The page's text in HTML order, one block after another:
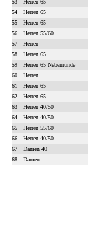
53
Herren 65
54
Herren 65
55
Herren 65
56
Herren 55/60
57
Herren
58
Herren 65
59
Herren 65 Nebenrunde
60
Herren
61
Herren 65
62
Herren 65
63
Herren 40/50
64
Herren 40/50
65
Herren 55/60
66
Herren 40/50
67
Damen 40
68
Damen